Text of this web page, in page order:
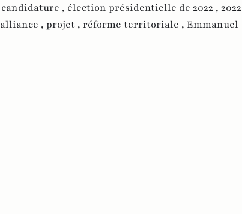
candidature , élection présidentielle de 2022 , 2022
alliance , projet , réforme territoriale , Emmanuel